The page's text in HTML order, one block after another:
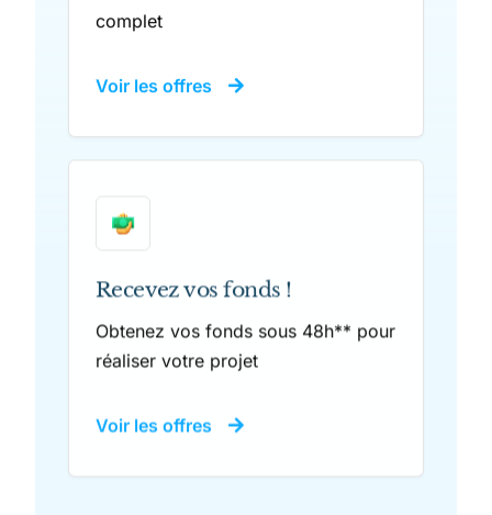
complet
Voir les offres
Recevez vos fonds !
Obtenez vos fonds sous 48h** pour
réaliser votre projet
Voir les offres